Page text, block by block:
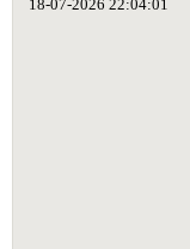
18-07-2026 22:04:01